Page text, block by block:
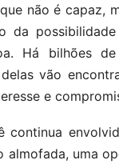
não é capaz,
da
Há bilhões de
vão
e
continua
almofada, uma